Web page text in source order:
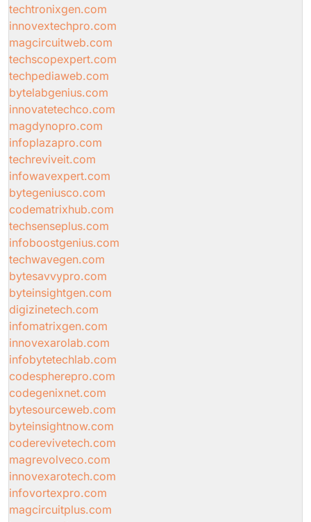
techtronixgen.com
innovextechpro.com
magcircuitweb.com
techscopexpert.com
techpediaweb.com
bytelabgenius.com
innovatetechco.com
magdynopro.com
infoplazapro.com
techreviveit.com
infowavexpert.com
bytegeniusco.com
codematrixhub.com
techsenseplus.com
infoboostgenius.com
techwavegen.com
bytesavvypro.com
byteinsightgen.com
digizinetech.com
infomatrixgen.com
innovexarolab.com
infobytetechlab.com
codespherepro.com
codegenixnet.com
bytesourceweb.com
byteinsightnow.com
coderevivetech.com
magrevolveco.com
innovexarotech.com
infovortexpro.com
magcircuitplus.com